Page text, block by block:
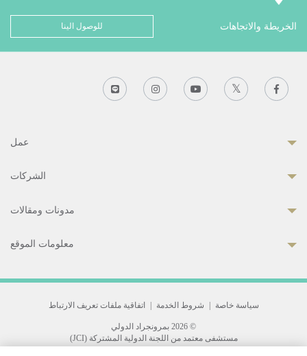
الخريطة والاتجاهات للوصول الينا
عمل
الشركات
مدونات ومقالات
معلومات الموقع
سياسة خاصة شروط الخدمة اتفاقية ملفات تعريف الارتباط
© 2026 بمرونجراد الدولي
مستشفى معتمد من اللجنة الدولية المشتركة (JCI)